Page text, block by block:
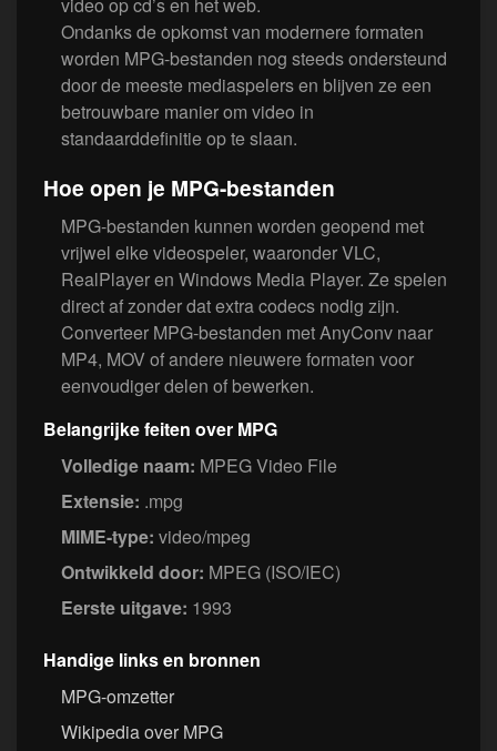
Ondanks de opkomst van modernere formaten
worden MPG-bestanden nog steeds ondersteund
door de meeste mediaspelers en blijven ze een
betrouwbare manier om video in
standaarddefinitie op te slaan.
Hoe open je MPG-bestanden
MPG-bestanden kunnen worden geopend met
vrijwel elke videospeler, waaronder VLC,
RealPlayer en Windows Media Player. Ze spelen
direct af zonder dat extra codecs nodig zijn.
Converteer MPG-bestanden met AnyConv naar
MP4, MOV of andere nieuwere formaten voor
eenvoudiger delen of bewerken.
Belangrijke feiten over MPG
Volledige naam: MPEG Video File
Extensie: .mpg
MIME-type: video/mpeg
Ontwikkeld door: MPEG (ISO/IEC)
Eerste uitgave: 1993
Handige links en bronnen
MPG-omzetter
Wikipedia over MPG